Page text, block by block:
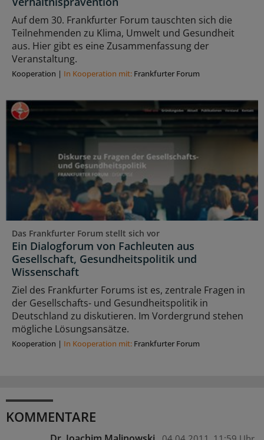
Auf dem 30. Frankfurter Forum tauschten sich die
Teilnehmenden zu Klima, Umwelt und Gesundheit
aus. Hier gibt es eine Zusammenfassung der
Veranstaltung.
Kooperation | In Kooperation mit: Frankfurter Forum
Das Frankfurter Forum stellt sich vor
Ein Dialogforum von Fachleuten aus
Gesellschaft, Gesundheitspolitik und
Wissenschaft
Ziel des Frankfurter Forums ist es, zentrale Fragen in
der Gesellschafts- und Gesundheitspolitik in
Deutschland zu diskutieren. Im Vordergrund stehen
mögliche Lösungsansätze.
Kooperation | In Kooperation mit: Frankfurter Forum
KOMMENTARE